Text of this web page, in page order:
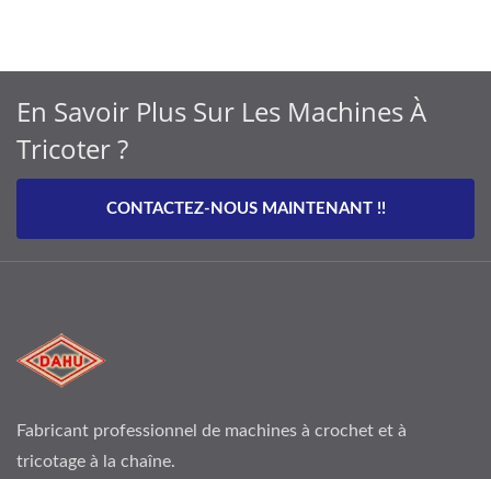
En Savoir Plus Sur Les Machines À
Tricoter ?
CONTACTEZ-NOUS MAINTENANT !!
Fabricant professionnel de machines à crochet et à
tricotage à la chaîne.